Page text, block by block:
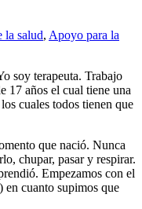
la salud, Apoyo para la
soy terapeuta. Trabajo
17 años el cual tiene una
cuales todos tienen que
que nació. Nunca
chupar, pasar y respirar.
Empezamos con el
cuanto supimos que